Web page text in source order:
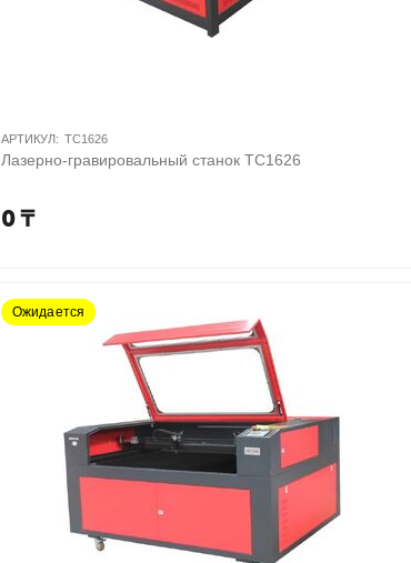
АРТИКУЛ: TC1626
Лазерно-гравировальный станок TC1626
0₸
Ожидается